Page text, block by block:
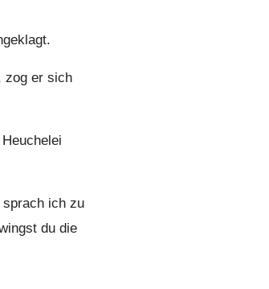
zog er sich
ich zu
du die